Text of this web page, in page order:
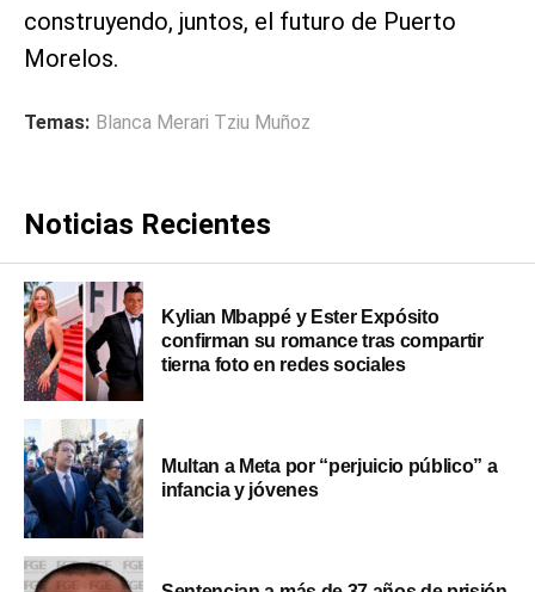
construyendo, juntos, el futuro de Puerto
Morelos.
Temas: Blanca Merari Tziu Muñoz
Noticias Recientes
Kylian Mbappé y Ester Expósito
confirman su romance tras compartir
tierna foto en redes sociales
Multan a Meta por “perjuicio público” a
infancia y jóvenes